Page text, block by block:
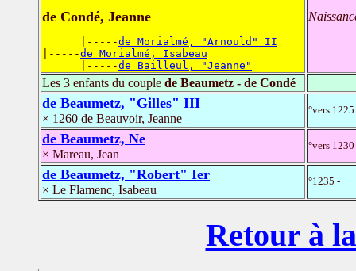
de Condé, Jeanne
      |-----
de Morialmé, "Arnould" II
|-----de Morialmé, Isabeau
      |-----
de Bailleul, "Jeanne"
Les 3 enfants du couple de Beaumetz - de Condé
de Beaumetz, "Gilles" III
× 1260 de Beauvoir, Jeanne
°vers
de Beaumetz, Ne
× Mareau, Jean
°vers
de Beaumetz, "Robert" Ier
× Le Flamenc, Isabeau
°1235 -
Retour à